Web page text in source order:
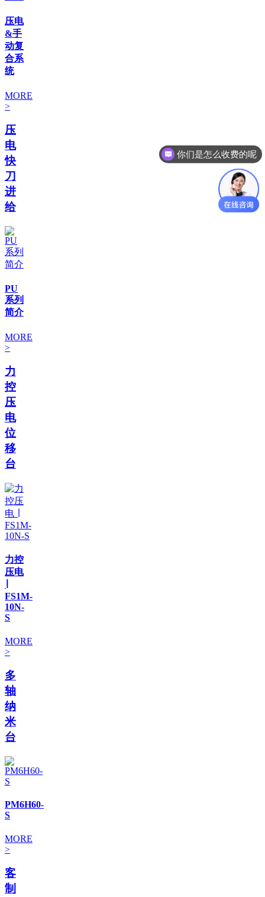
压电
&手
动复
合系
统
MORE
>
压
电
快
刀
进
给
PU
系列
简介
MORE
>
力
控
压
电
位
移
台
力控
压电
FS1M-
10N-
S
MORE
>
多
轴
纳
米
台
PM6H60-
S
MORE
>
客
制
你们是怎么收费的呢